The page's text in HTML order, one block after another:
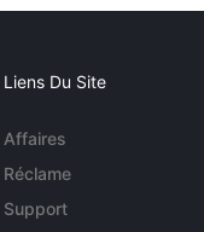
Liens Du Site
Affaires
Réclame
Support